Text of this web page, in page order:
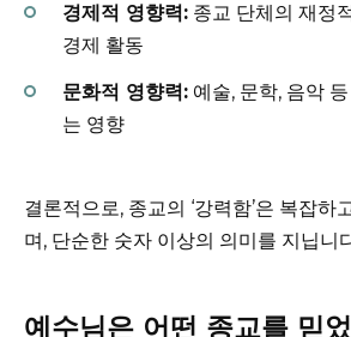
경제적 영향력: 종교 단체의 재정
경제 활동
문화적 영향력: 예술, 문학, 음악
는 영향
결론적으로, 종교의 ‘강력함’은 복잡하
며, 단순한 숫자 이상의 의미를 지닙니
예수님은 어떤 종교를 믿